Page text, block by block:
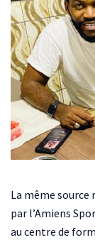
La même
par l’Amiens
au centre de